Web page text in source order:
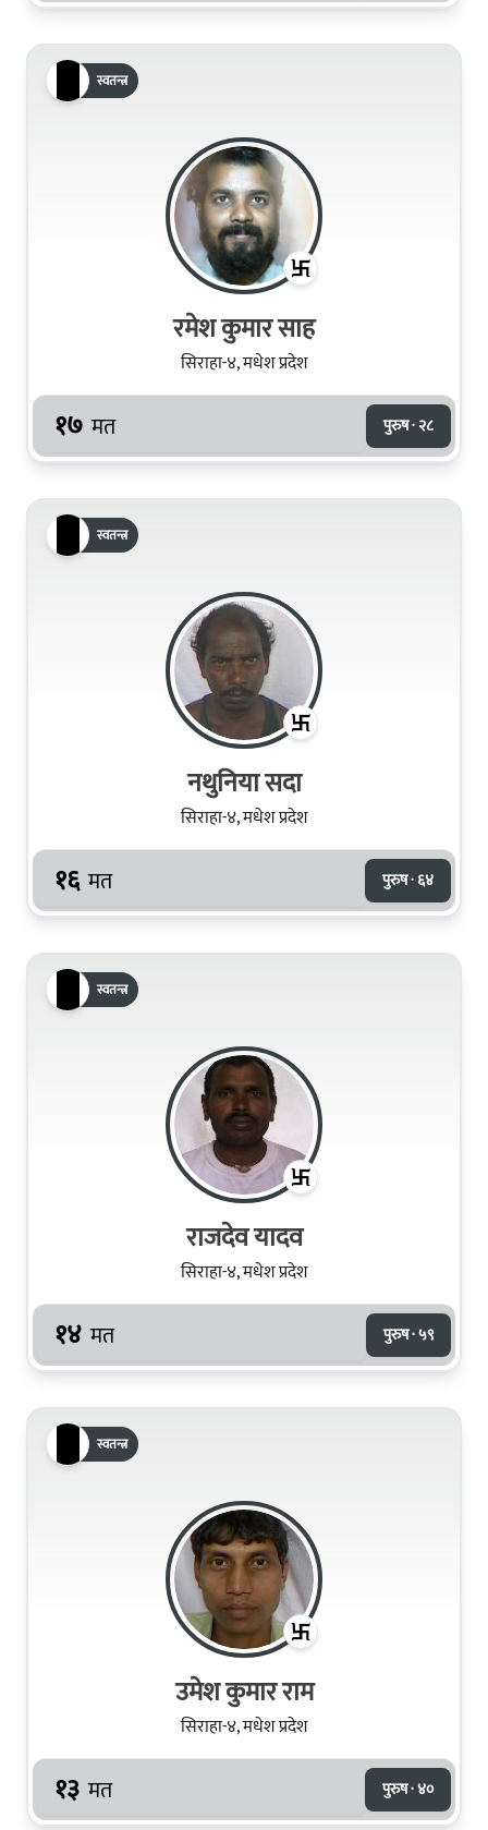
स्वतन्त्र
रमेश कुमार साह
सिराहा-४, मधेश प्रदेश
१७ मत पुरुष · २८
स्वतन्त्र
नथुनिया सदा
सिराहा-४, मधेश प्रदेश
१६ मत पुरुष · ६४
स्वतन्त्र
राजदेव यादव
सिराहा-४, मधेश प्रदेश
१४ मत पुरुष · ५९
स्वतन्त्र
उमेश कुमार राम
सिराहा-४, मधेश प्रदेश
१३ मत पुरुष · ४०